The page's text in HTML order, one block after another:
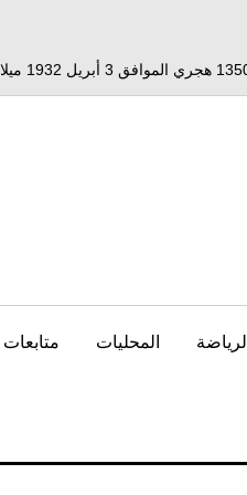
الرياضة المحليات متابعات